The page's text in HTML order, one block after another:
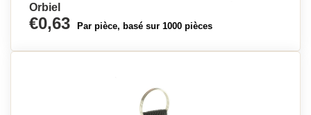
Orbiel
€0,63 Par pièce, basé sur 1000 pièces